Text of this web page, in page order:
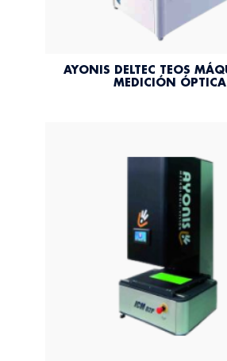
AYONIS DELTEC TEOS
MEDICIÓN ÓPTICA